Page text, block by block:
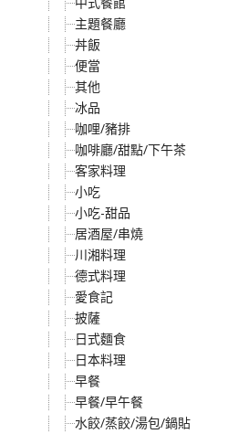
主題餐廳
丼飯
便當
其他
冰品
咖哩/豬排
咖啡廳/甜點/下午茶
客家料理
小吃
小吃-甜品
居酒屋/串燒
川湘料理
德式料理
愛食記
披薩
日式麵食
日本料理
早餐
早餐/早午餐
水餃/蒸餃/湯包/鍋貼